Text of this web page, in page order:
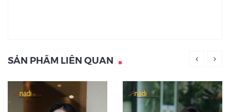
SẢN PHẨM LIÊN QUAN